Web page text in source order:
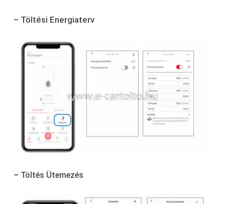
– Töltési Energiaterv
– Töltés Ütemezés